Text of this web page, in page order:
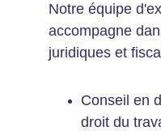
Notre équipe
accompagne
juridiques et
Conseil en
droit du